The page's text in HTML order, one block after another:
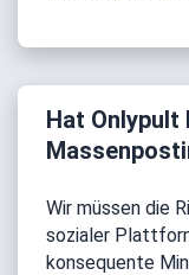
Hat Onlypult
Wir müssen die
sozialer
konsequente